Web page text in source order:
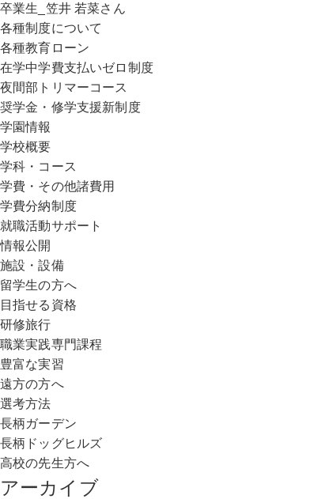
卒業生_笠井 若菜さん
各種制度について
各種教育ローン
在学中学費支払いゼロ制度
夜間部トリマーコース
奨学金・修学支援新制度
学園情報
学校概要
学科・コース
学費・その他諸費用
学費分納制度
就職活動サポート
情報公開
施設・設備
留学生の方へ
目指せる資格
研修旅行
職業実践専門課程
豊富な実習
遠方の方へ
選考方法
長柄ガーデン
長柄ドッグヒルズ
高校の先生方へ
アーカイブ